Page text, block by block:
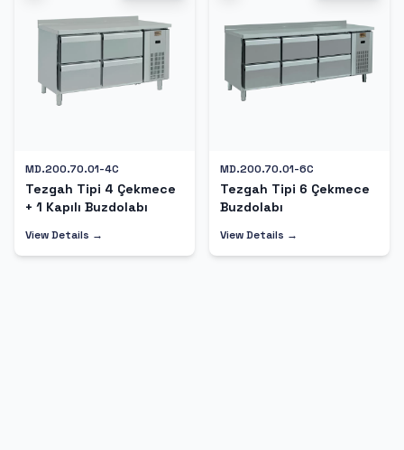
MD.200.70.01-4C
Tezgah Tipi 4 Çekmece
+ 1 Kapılı Buzdolabı
View Details →
MD.200.70.01-6C
Tezgah Tipi 6 Çekmece
Buzdolabı
View Details →